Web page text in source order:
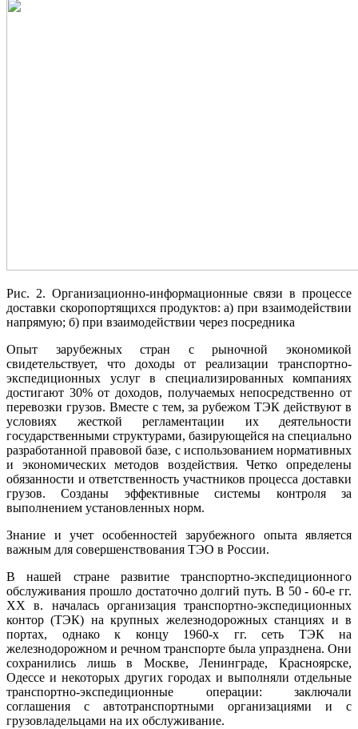
Рис. 2. Организационно-информационные связи в процессе
доставки скоропортящихся продуктов: а) при взаимодействии
напрямую; б) при взаимодействии через посредника
Опыт зарубежных стран с рыночной экономикой
свидетельствует, что доходы от реализации транспортно-
экспедиционных услуг в специализированных компаниях
достигают 30% от доходов, получаемых непосредственно от
перевозки грузов. Вместе с тем, за рубежом ТЭК действуют в
условиях жесткой регламентации их деятельности
государственными структурами, базирующейся на специально
разработанной правовой базе, с использованием нормативных
и экономических методов воздействия. Четко определены
обязанности и ответственность участников процесса доставки
грузов. Созданы эффективные системы контроля за
выполнением установленных норм.
Знание и учет особенностей зарубежного опыта является
важным для совершенствования ТЭО в России.
В нашей стране развитие транспортно-экспедиционного
обслуживания прошло достаточно долгий путь. В 50 - 60-е гг.
XX в. началась организация транспортно-экспедиционных
контор (ТЭК) на крупных железнодорожных станциях и в
портах, однако к концу 1960-х гг. сеть ТЭК на
железнодорожном и речном транспорте была упразднена. Они
сохранились лишь в Москве, Ленинграде, Красноярске,
Одессе и некоторых других городах и выполняли отдельные
транспортно-экспедиционные операции: заключали
соглашения с автотранспортными организациями и с
грузовладельцами на их обслуживание.